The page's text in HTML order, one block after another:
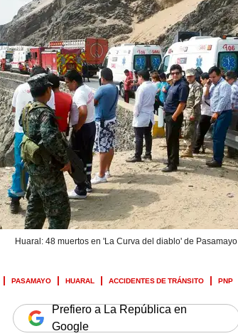
Huaral: 48 muertos en 'La Curva del diablo' de Pasamayo
PASAMAYO HUARAL ACCIDENTES DE TRÁNSITO PNP
Prefiero a La República en
Google